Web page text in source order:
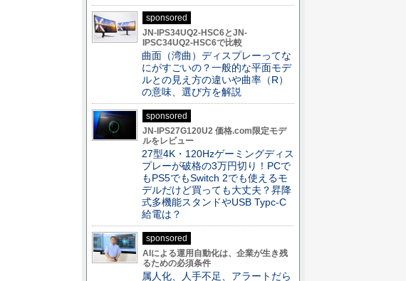
sponsored
JN-IPS34UQ2-HSC6とJN-
IPSC34UQ2-HSC6で比較
曲面（湾曲）ディスプレーってな
にがすごいの？一般的な平面モデ
ルとの見え方の違いや曲率（R）
の意味、選び方を解説
sponsored
JN-IPS27G120U2 価格.com限定モデ
ルをレビュー
27型4K・120Hzゲーミングディス
プレーが破格の3万円切り！PCで
もPS5でもSwitch 2でも使えるモ
デルだけど買っても大丈夫？昇降
式多機能スタンドやUSB Typc-C
給電は？
sponsored
AIによる運用自動化は、企業が生き残
るための必須条件
属人化、人手不足、アラートだら